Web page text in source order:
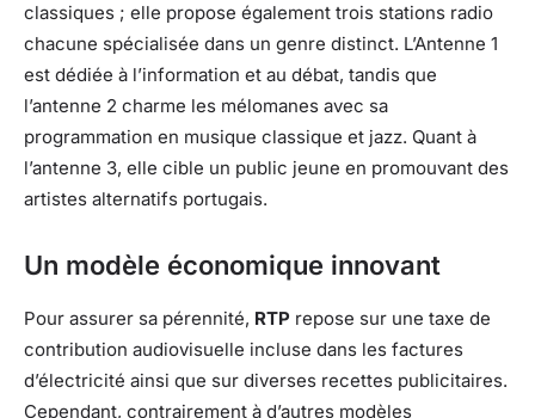
classiques ; elle propose également trois stations radio
chacune spécialisée dans un genre distinct. L’Antenne 1
est dédiée à l’information et au débat, tandis que
l’antenne 2 charme les mélomanes avec sa
programmation en musique classique et jazz. Quant à
l’antenne 3, elle cible un public jeune en promouvant des
artistes alternatifs portugais.
Un modèle économique innovant
Pour assurer sa pérennité, RTP repose sur une taxe de
contribution audiovisuelle incluse dans les factures
d’électricité ainsi que sur diverses recettes publicitaires.
Cependant, contrairement à d’autres modèles